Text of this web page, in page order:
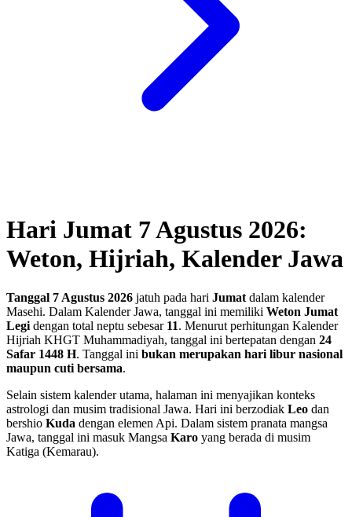
Hari Jumat 7 Agustus 2026:
Weton, Hijriah, Kalender Jawa
Tanggal 7 Agustus 2026 jatuh pada hari Jumat dalam kalender
Masehi. Dalam Kalender Jawa, tanggal ini memiliki Weton Jumat
Legi dengan total neptu sebesar 11. Menurut perhitungan Kalender
Hijriah KHGT Muhammadiyah, tanggal ini bertepatan dengan 24
Safar 1448 H. Tanggal ini bukan merupakan hari libur nasional
maupun cuti bersama.
Selain sistem kalender utama, halaman ini menyajikan konteks
astrologi dan musim tradisional Jawa. Hari ini berzodiak Leo dan
bershio Kuda dengan elemen Api. Dalam sistem pranata mangsa
Jawa, tanggal ini masuk Mangsa Karo yang berada di musim
Katiga (Kemarau).